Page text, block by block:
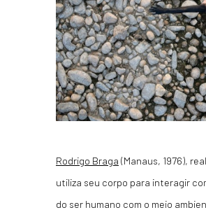
Rodrigo Braga (Manaus, 1976),
utiliza seu corpo para interagir
do ser humano com o meio